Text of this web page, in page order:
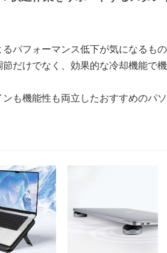
パフォーマンス低下が気になるもの
だけでなく、効果的な冷却機能で
も機能性も両立したおすすめのパ